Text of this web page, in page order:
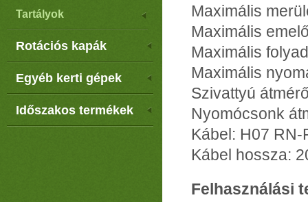
Tartályok
Rotációs kapák
Egyéb kerti gépek
Időszakos termékek
Maximális
Maximális
Maximális
Maximális
Szivattyú
Nyomócsonk
Kábel: H07 RN-
Kábel hossza:
Felhasználási